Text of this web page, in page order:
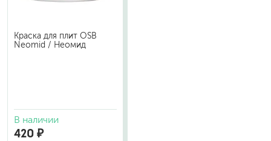
Краска для плит OSB
Neomid / Неомид
В наличии
420 ₽